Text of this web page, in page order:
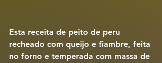
Esta receita de peito de peru
recheado com queijo e fiambre, feita
no forno e temperada com massa de